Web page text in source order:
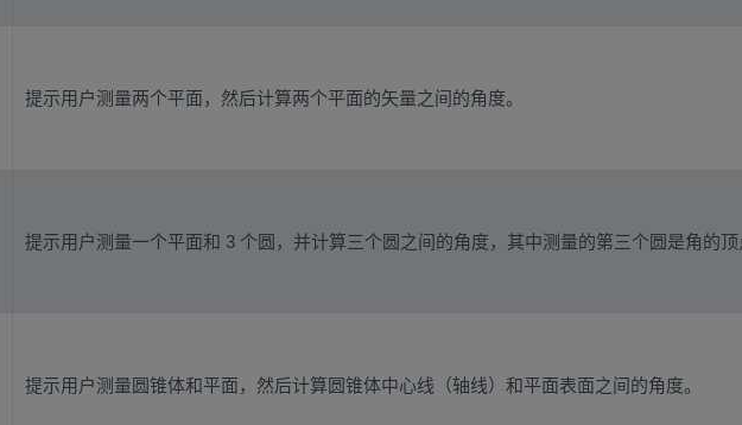
提示用户测量两个平面，然后计算两个平面的矢量之间的角度。
提示用户测量一个平面和 3 个圆，并计算三个圆之间的角度，其中测量的第三个圆是角的顶
提示用户测量圆锥体和平面，然后计算圆锥体中心线（轴线）和平面表面之间的角度。